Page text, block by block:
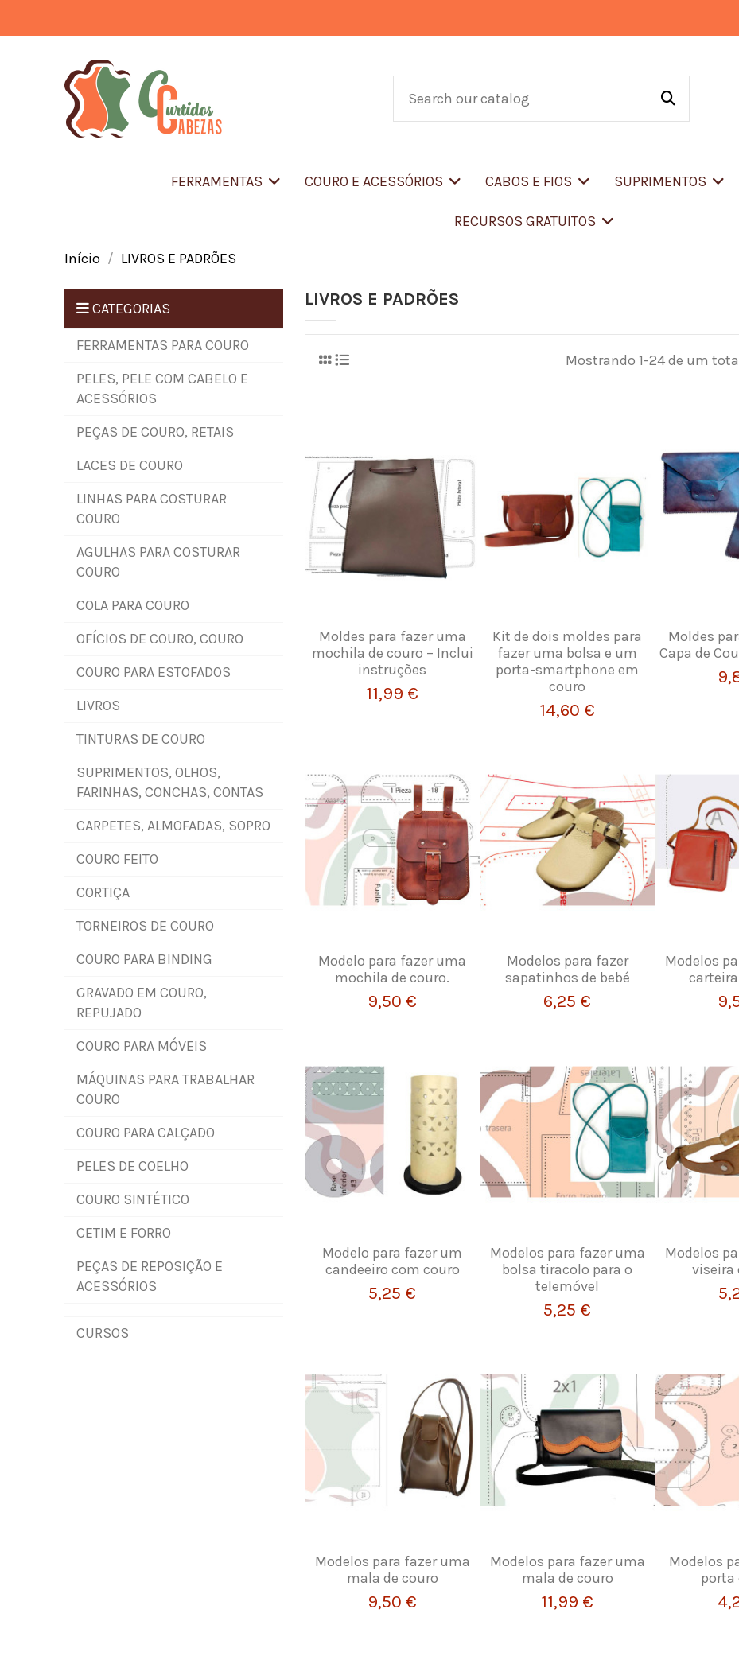
FERRAMENTAS COURO E ACESSÓRIOS CABOS E FIOS SUPRIMENTOS
RECURSOS GRATUITOS
Início LIVROS E PADRÕES
LIVROS E PADRÕES
Mostrando 1-24 de um
Moldes para fazer uma
mochila de couro – Inclui
instruções
11,99 €
Kit de dois moldes para
fazer uma bolsa e um
porta-smartphone em
couro
14,60 €
Moldes
Capa de
Modelo para fazer uma
mochila de couro.
9,50 €
Modelos para fazer
sapatinhos de bebé
6,25 €
Modelos
Modelo para fazer um
candeeiro com couro
5,25 €
Modelos para fazer uma
bolsa tiracolo para o
telemóvel
5,25 €
Modelos
viseira
Modelos para fazer uma
mala de couro
9,50 €
Modelos para fazer uma
mala de couro
11,99 €
Modelos
porta
CATEGORIAS
FERRAMENTAS PARA COURO
PELES, PELE COM CABELO E
ACESSÓRIOS
PEÇAS DE COURO, RETAIS
LACES DE COURO
LINHAS PARA COSTURAR
COURO
AGULHAS PARA COSTURAR
COURO
COLA PARA COURO
OFÍCIOS DE COURO, COURO
COURO PARA ESTOFADOS
LIVROS
TINTURAS DE COURO
SUPRIMENTOS, OLHOS,
FARINHAS, CONCHAS, CONTAS
CARPETES, ALMOFADAS, SOPRO
COURO FEITO
CORTIÇA
TORNEIROS DE COURO
COURO PARA BINDING
GRAVADO EM COURO,
REPUJADO
COURO PARA MÓVEIS
MÁQUINAS PARA TRABALHAR
COURO
COURO PARA CALÇADO
PELES DE COELHO
COURO SINTÉTICO
CETIM E FORRO
PEÇAS DE REPOSIÇÃO E
ACESSÓRIOS
CURSOS